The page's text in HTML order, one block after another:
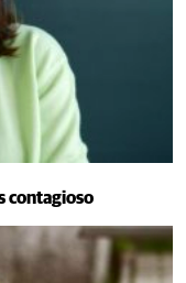
contagioso